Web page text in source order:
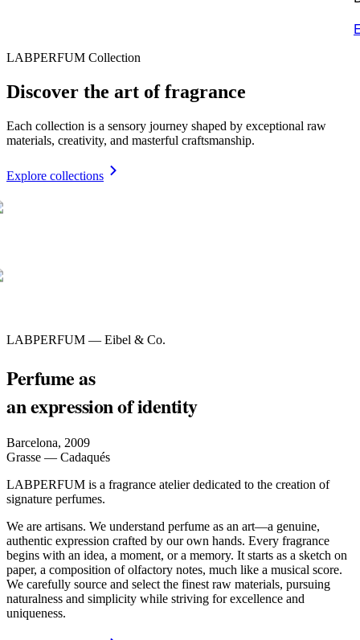
LABPERFUM Collection
Discover the art of fragrance
Each collection is a sensory journey shaped by exceptional raw
materials, creativity, and masterful craftsmanship.
Explore collections
LABPERFUM — Eibel & Co.
Perfume as
an expression of identity
Barcelona, 2009
Grasse — Cadaqués
LABPERFUM is a fragrance atelier dedicated to the creation of
signature perfumes.
We are artisans. We understand perfume as an art—a genuine,
authentic expression crafted by our own hands. Every fragrance
begins with an idea, a moment, or a memory. It starts as a sketch on
paper, a composition of olfactory notes, much like a musical score.
We carefully source and select the finest raw materials, pursuing
naturalness and simplicity while striving for excellence and
uniqueness.